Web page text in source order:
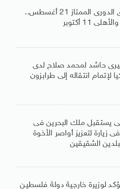
رسميًا.. انطلاق الدورى الممتاز 21 أغسطس..
11 أكتوبر
حاشد لمحمد صلاح لدى
لإتمام انتقاله إلى طرابزون
يستقبل ملك البحرين فى
زيارة لتعزيز أواصر الأخوة
الشقيقين
لوزيرة خارجية دولة فلسطين